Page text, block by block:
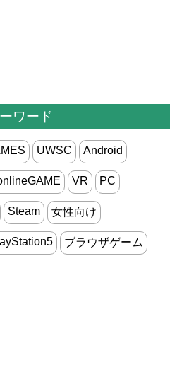
ワード
UWSC Android
VR PC
Steam 女性向け
ブラウザゲーム